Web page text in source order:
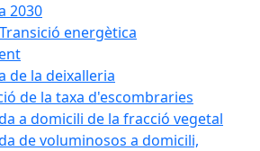
2030
energètica
de la deixalleria
de la taxa d'escombraries
a domicili de la fracció vegetal
de voluminosos a domicili,